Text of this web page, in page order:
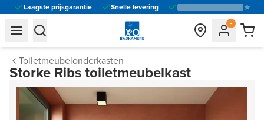
Laagste prijsgarantie Snelle levering
general.navigation.toggle_menu.label
general.navigation.toggle_menu.label
Toiletmeubelonderkasten
Storke Ribs toiletmeubelkast